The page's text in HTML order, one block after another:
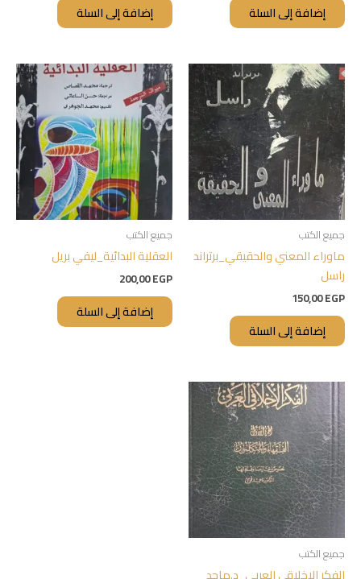
إضافة إلى السلة إضافة إلى السلة
جميع الكتب
ماوراء المعني والحقيقي_برتراند
راسل
150,00EGP
إضافة إلى السلة
جميع الكتب
العقلية البدائية_ليفي بريل
200,00EGP
إضافة إلى السلة
جميع الكتب
الفكر الاخلاقي العربي_د.ماجد